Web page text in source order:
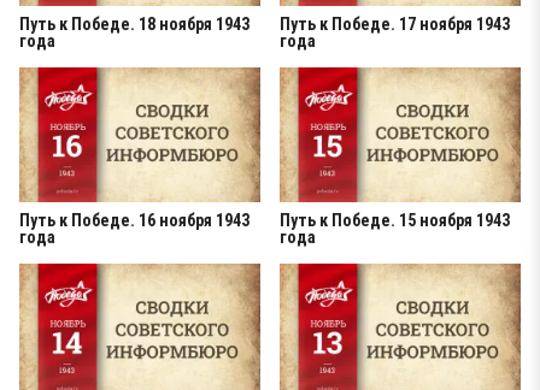
Путь к Победе. 18 ноября 1943
года
Путь к Победе. 17 ноября 1943
года
Путь к Победе. 16 ноября 1943
года
Путь к Победе. 15 ноября 1943
года